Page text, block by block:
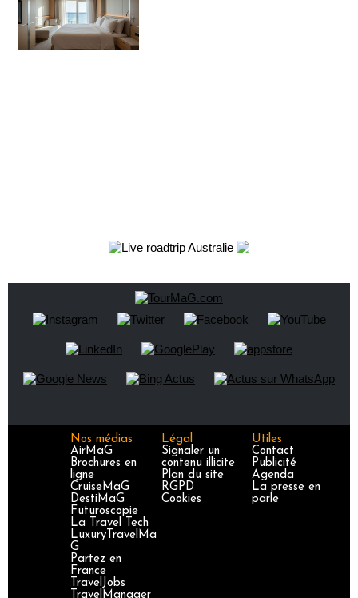
Nos médias
AirMaG
Brochures en
ligne
CruiseMaG
DestiMaG
Futuroscopie
La Travel Tech
LuxuryTravelMa
G
Partez en
France
TravelJobs
TravelManager
Légal
Signaler un
contenu illicite
Plan du site
RGPD
Cookies
Utiles
Contact
Publicité
Agenda
La presse en
parle